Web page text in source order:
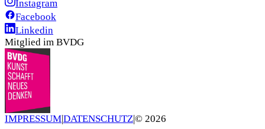
Instagram
Facebook
Linkedin
Mitglied im BVDG
IMPRESSUM|DATENSCHUTZ|© 2026